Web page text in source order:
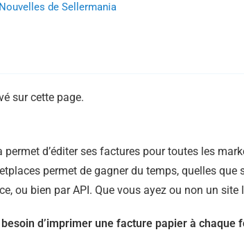
Nouvelles de Sellermania
sur cette page.
permet d’éditer ses factures pour toutes les
permet de gagner du temps, quelles
ou bien par API. Que vous ayez ou non un site
d’imprimer une facture papier à chaque